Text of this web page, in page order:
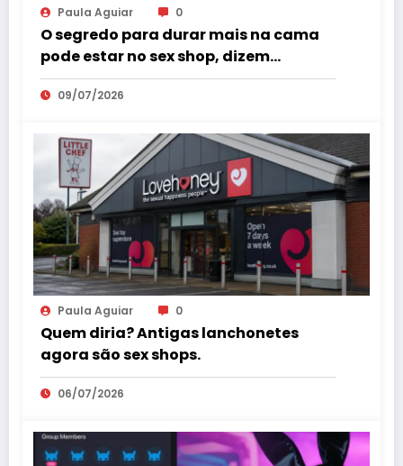
Paula Aguiar 0
O segredo para durar mais na cama
pode estar no sex shop, dizem
especialistas em saúde sexual
09/07/2026
Paula Aguiar 0
Quem diria? Antigas lanchonetes
agora são sex shops.
06/07/2026